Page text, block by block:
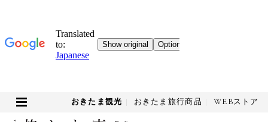
おきたま観光 おきたま旅行商品 WEBストア